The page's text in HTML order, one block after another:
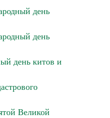
день
день
день китов и
Великой